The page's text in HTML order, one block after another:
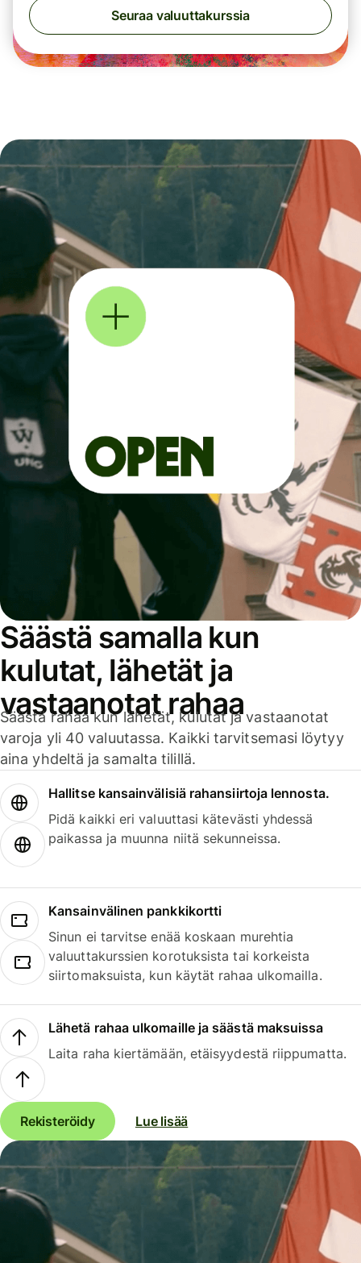
Seuraa valuuttakurssia
Säästä samalla kun
kulutat, lähetät ja
vastaanotat rahaa
Säästä rahaa kun lähetät, kulutat ja vastaanotat
varoja yli 40 valuutassa. Kaikki tarvitsemasi löytyy
aina yhdeltä ja samalta tilillä.
Hallitse kansainvälisiä rahansiirtoja lennosta.
Pidä kaikki eri valuuttasi kätevästi yhdessä
paikassa ja muunna niitä sekunneissa.
Kansainvälinen pankkikortti
Sinun ei tarvitse enää koskaan murehtia
valuuttakurssien korotuksista tai korkeista
siirtomaksuista, kun käytät rahaa ulkomailla.
Lähetä rahaa ulkomaille ja säästä maksuissa
Laita raha kiertämään, etäisyydestä riippumatta.
Rekisteröidy Lue lisää